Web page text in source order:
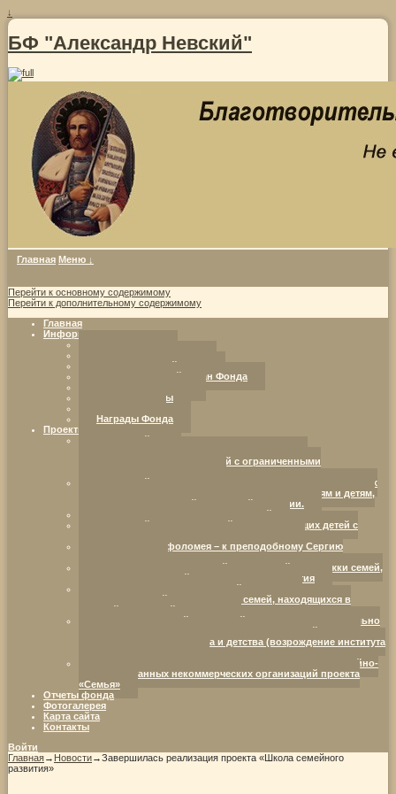
↓
БФ "Александр Невский"
Главная Меню ↓
Перейти к основному содержимому
Перейти к дополнительному содержимому
Главная
Информация о фонде
Исполнительный орган Фонда
Наши партнеры
Награды Фонда
Проекты Фонда
партнерство в интересах детей с ограниченными
Ресурсный центр развития социально ориентированных
НКО, оказывающих социальную поддержку семьям и детям,
находящимся в трудной жизненной ситуации.
Ресурсный центр для семей, воспитывающих детей с
От отрока Варфоломея – к преподобному Сергию
Организация комплексной социальной поддержки семей,
воспитывающих детей с нарушениями развития
коммуникативной площадки для семей, находящихся в
Межрегиональный ресурсный центр развития социально
защиты семьи, материнства и детства (возрождение института
«Дистанционное методическое сопровождение семейно-
ориентированных некоммерческих организаций проекта
«Семья»
Отчеты фонда
Фотогалерея
Карта сайта
Контакты
Войти
Главная→ Новости→Завершилась реализация проекта «Школа семейного
развития»